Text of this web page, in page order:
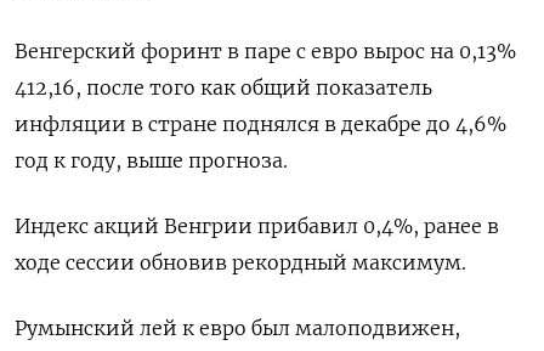
Венгерский форинт в паре с евро вырос на 0,13%
412,16, после того как общий показатель
инфляции в стране поднялся в декабре до 4,6%
год к году, выше прогноза.
Индекс акций Венгрии прибавил 0,4%, ранее в
ходе сессии обновив рекордный максимум.
Румынский лей к евро был малоподвижен,